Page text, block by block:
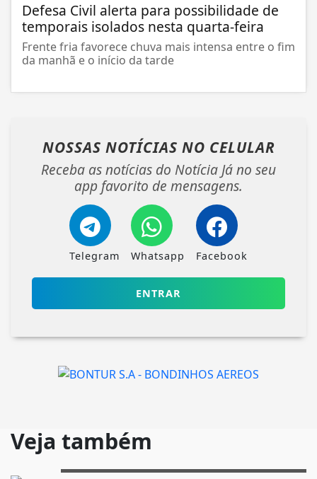
Defesa Civil alerta para possibilidade de
temporais isolados nesta quarta-feira
Frente fria favorece chuva mais intensa entre o fim
da manhã e o início da tarde
NOSSAS NOTÍCIAS NO CELULAR
Receba as notícias do Notícia Já no seu
app favorito de mensagens.
Telegram Whatsapp Facebook
ENTRAR
Veja também